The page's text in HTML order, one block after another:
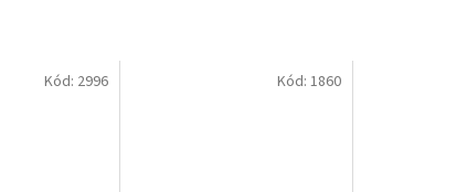
Kód: 2996 Kód: 1860